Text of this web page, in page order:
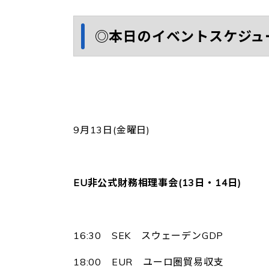
◎本日のイベントスケジュ
9月13日(金曜日)
EU非公式財務相理事会(13日・14日)
16:30 SEK スウェーデンGDP
18:00 EUR ユーロ圏貿易収支